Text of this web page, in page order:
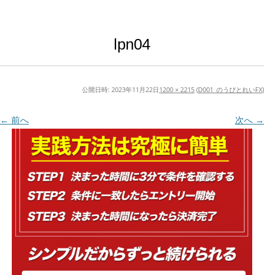
lpn04
公開日時: 2023年11月22日 1200 × 2215 (D001_のうびとれいFX)
← 前へ 次へ →